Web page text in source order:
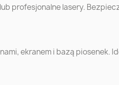
profesjonalne lasery.
ekranem i bazą piosenek.